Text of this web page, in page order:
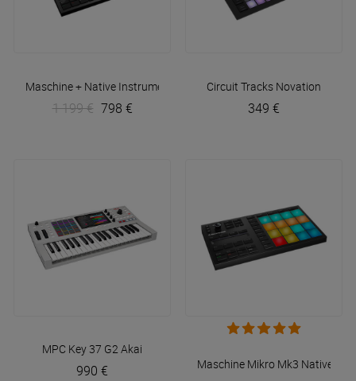
Maschine + Native Instruments
1 199 € 798 €
Circuit Tracks Novation
349 €
MPC Key 37 G2 Akai
990 € Maschine Mikro Mk3 Native